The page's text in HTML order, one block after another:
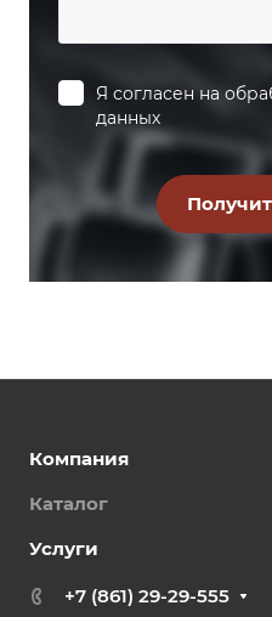
Я согласен на
данных
Компания
Каталог
Услуги
+7 (861) 29-29-555